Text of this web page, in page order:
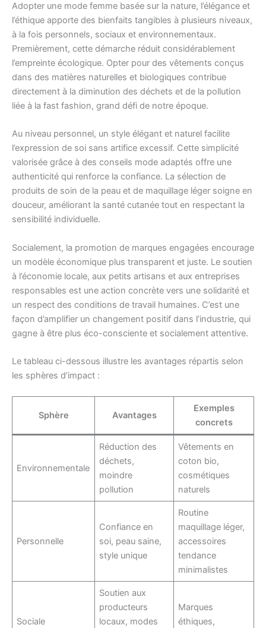
Adopter une mode femme basée sur la nature, l’élégance et
l’éthique apporte des bienfaits tangibles à plusieurs niveaux,
à la fois personnels, sociaux et environnementaux.
Premièrement, cette démarche réduit considérablement
l’empreinte écologique. Opter pour des vêtements conçus
dans des matières naturelles et biologiques contribue
directement à la diminution des déchets et de la pollution
liée à la fast fashion, grand défi de notre époque.
Au niveau personnel, un style élégant et naturel facilite
l’expression de soi sans artifice excessif. Cette simplicité
valorisée grâce à des conseils mode adaptés offre une
authenticité qui renforce la confiance. La sélection de
produits de soin de la peau et de maquillage léger soigne en
douceur, améliorant la santé cutanée tout en respectant la
sensibilité individuelle.
Socialement, la promotion de marques engagées encourage
un modèle économique plus transparent et juste. Le soutien
à l’économie locale, aux petits artisans et aux entreprises
responsables est une action concrète vers une solidarité et
un respect des conditions de travail humaines. C’est une
façon d’amplifier un changement positif dans l’industrie, qui
gagne à être plus éco-consciente et socialement attentive.
Le tableau ci-dessous illustre les avantages répartis selon
les sphères d’impact :
Sphère Avantages
Exemples
concrets
Environnementale
Réduction des
déchets,
moindre
pollution
Vêtements en
coton bio,
cosmétiques
naturels
Personnelle
Confiance en
soi, peau saine,
style unique
Routine
maquillage léger,
accessoires
tendance
minimalistes
Sociale
Soutien aux
producteurs
locaux, modes
Marques
éthiques,